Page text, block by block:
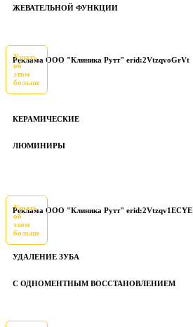
ЖЕВАТЕЛЬНОЙ ФУНКЦИИ
Реклама ООО "Клиника Рутт" erid:2VtzqvoGrVt
Узнать
об
этом
больше
КЕРАМИЧЕСКИЕ
ЛЮМИНИРЫ
Реклама ООО "Клиника Рутт" erid:2Vtzqv1ECYE
Узнать
об
этом
больше
УДАЛЕНИЕ ЗУБА
С ОДНОМЕНТНЫМ ВОССТАНОВЛЕНИЕМ